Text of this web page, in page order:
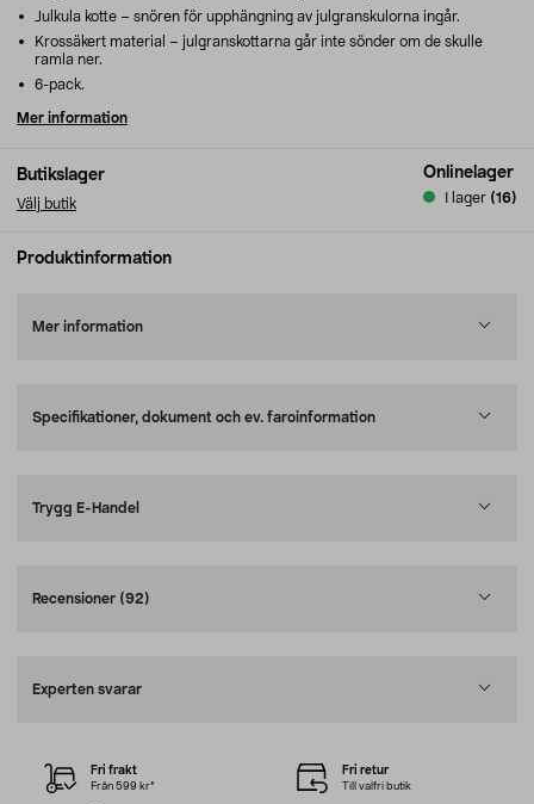
Butikslager
Välj butik
Onlinelager
I lager (16)
Julkula kotte – snören för upphängning av julgranskulorna ingår.
Krossäkert material – julgranskottarna går inte sönder om de skulle
ramla ner.
6-pack.
Mer information
Produktinformation
Mer information
Specifikationer, dokument och ev. faroinformation
Trygg E-Handel
Recensioner (92)
Experten svarar
Fri frakt
Från 599 kr*
Fri retur
Till valfri butik